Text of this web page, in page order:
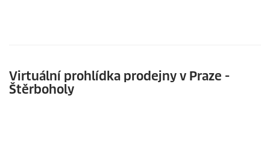
Virtuální prohlídka prodejny v Praze -
Štěrboholy